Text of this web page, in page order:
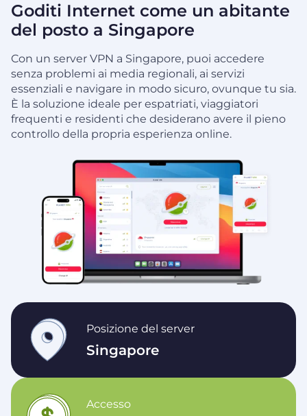
Goditi Internet come un abitante
del posto a Singapore
Con un server VPN a Singapore, puoi accedere
senza problemi ai media regionali, ai servizi
essenziali e navigare in modo sicuro, ovunque tu sia.
È la soluzione ideale per espatriati, viaggiatori
frequenti e residenti che desiderano avere il pieno
controllo della propria esperienza online.
Posizione del server
Singapore
Accesso